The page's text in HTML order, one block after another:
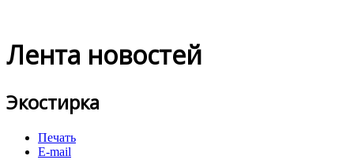
Лента новостей
Экостирка
Печать
E-mail